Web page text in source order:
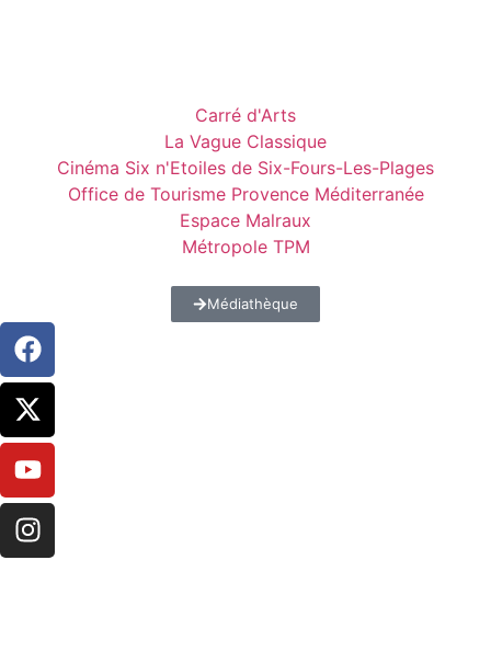
Carré d'Arts
La Vague Classique
Cinéma Six n'Etoiles de Six-Fours-Les-Plages
Office de Tourisme Provence Méditerranée
Espace Malraux
Métropole TPM
Médiathèque